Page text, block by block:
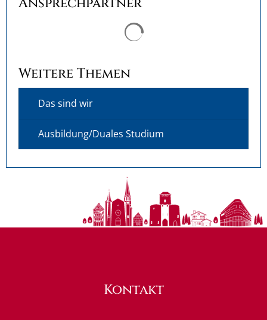
Weitere Themen
Das sind wir
Ausbildung/Duales Studium
Kontakt